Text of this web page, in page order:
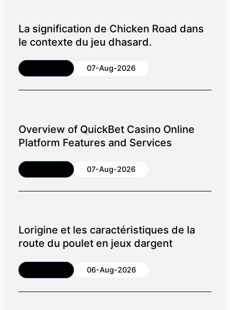
La signification de Chicken Road dans
le contexte du jeu dhasard.
07-Aug-2026
Overview of QuickBet Casino Online
Platform Features and Services
07-Aug-2026
Lorigine et les caractéristiques de la
route du poulet en jeux dargent
06-Aug-2026